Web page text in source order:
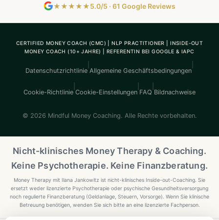
★★★★★5.0/5 · 61 Google Reviews
CERTIFIED MONEY COACH (CMC) | NLP PRACTITIONER | INSIDE-OUT
MONEY COACH (10+ JAHRE) | REFERENTIN BEI GOOGLE & IAPC
Datenschutzrichtlinie Allgemeine Geschäftsbedingungen
Cookie-Richtlinie Cookie-Einstellungen FAQ Bildnachweise
© 2026 Mindful Money Coaching. Alle Rechte vorbehalten.
Nicht-klinisches Money Therapy & Coaching.
Keine Psychotherapie. Keine Finanzberatung.
Money Therapy mit Ilana Jankowitz ist nicht-klinisches Inside-out-Coaching. Sie
ersetzt weder lizenzierte Psychotherapie oder psychische Gesundheitsversorgung
noch regulierte Finanzberatung (Geldanlage, Steuern, Vorsorge). Wenn Sie klinische
Betreuung benötigen, wenden Sie sich bitte an eine lizenzierte Fachperson.